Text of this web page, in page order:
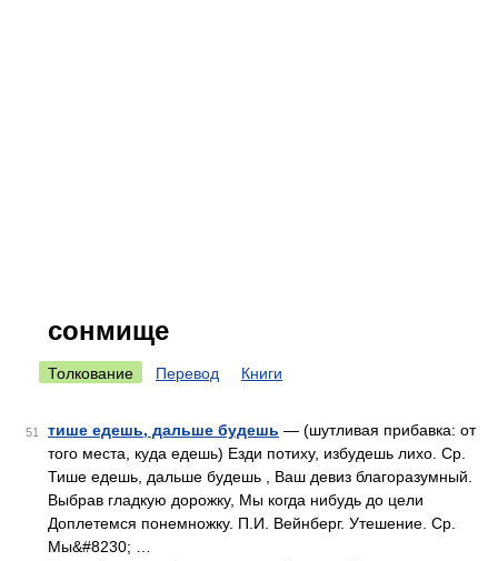
сонмище
Толкование Перевод Книги
51 тише едешь, дальше будешь — (шутливая прибавка: от
того места, куда едешь) Езди потиху, избудешь лихо. Ср.
Тише едешь, дальше будешь , Ваш девиз благоразумный.
Выбрав гладкую дорожку, Мы когда нибудь до цели
Доплетемся понемножку. П.И. Вейнберг. Утешение. Ср.
Мы&#8230; …